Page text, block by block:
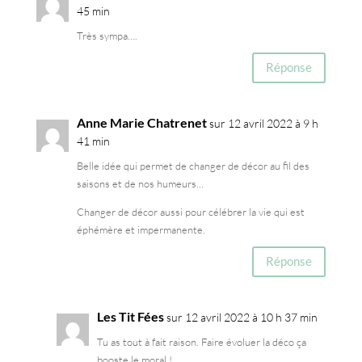
k
45 min
Très sympa….
Réponse
Anne Marie Chatrenetsur 12 avril 2022 à 9 h
41 min
Belle idée qui permet de changer de décor au fil des
saisons et de nos humeurs…
Changer de décor aussi pour célébrer la vie qui est
éphémère et impermanente.
Réponse
Les Tit Féessur 12 avril 2022 à 10 h 37 min
Tu as tout à fait raison. Faire évoluer la déco ça
booste le moral !